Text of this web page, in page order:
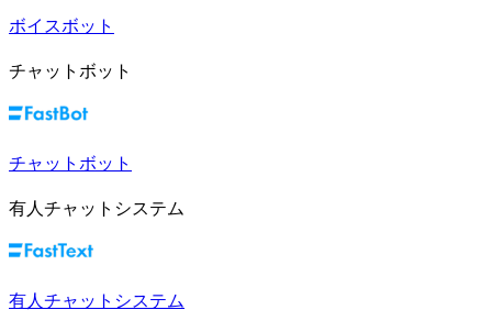
ボイスボット
チャットボット
チャットボット
有人チャットシステム
有人チャットシステム